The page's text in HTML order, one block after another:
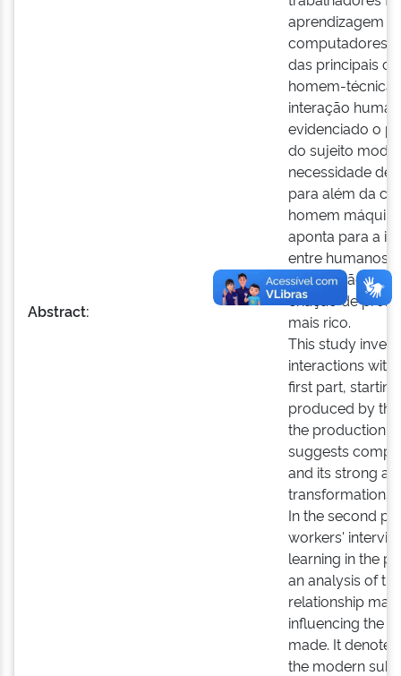
Abstract:
aprendizagem
computadores
das principais
homem-técnica
interação
evidenciado o
do sujeito
necessidade de
para além da
homem
aponta para a
entre humanos
uma noção de
criação de
mais rico.
This study
interactions
first part,
produced by
the production
suggests
and its strong
transformations
In the second
workers'
learning in the
an analysis of
relationship
influencing the
made. It
the modern